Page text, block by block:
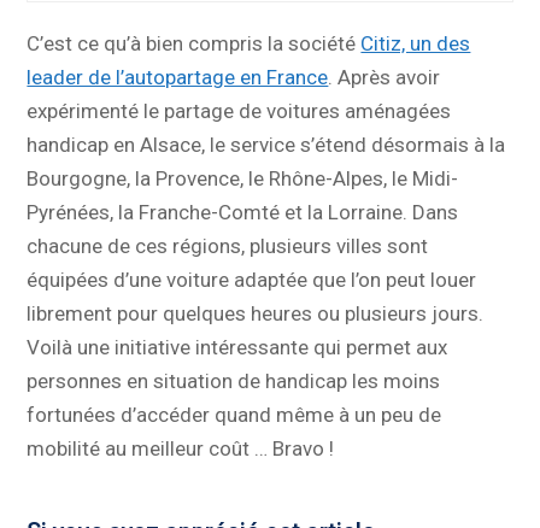
C’est ce qu’à bien compris la société Citiz, un des
leader de l’autopartage en France . Après avoir
expérimenté le partage de voitures aménagées
handicap en Alsace, le service s’étend désormais à la
Bourgogne, la Provence, le Rhône-Alpes, le Midi-
Pyrénées, la Franche-Comté et la Lorraine. Dans
chacune de ces régions, plusieurs villes sont
équipées d’une voiture adaptée que l’on peut louer
librement pour quelques heures ou plusieurs jours.
Voilà une initiative intéressante qui permet aux
personnes en situation de handicap les moins
fortunées d’accéder quand même à un peu de
mobilité au meilleur coût … Bravo !